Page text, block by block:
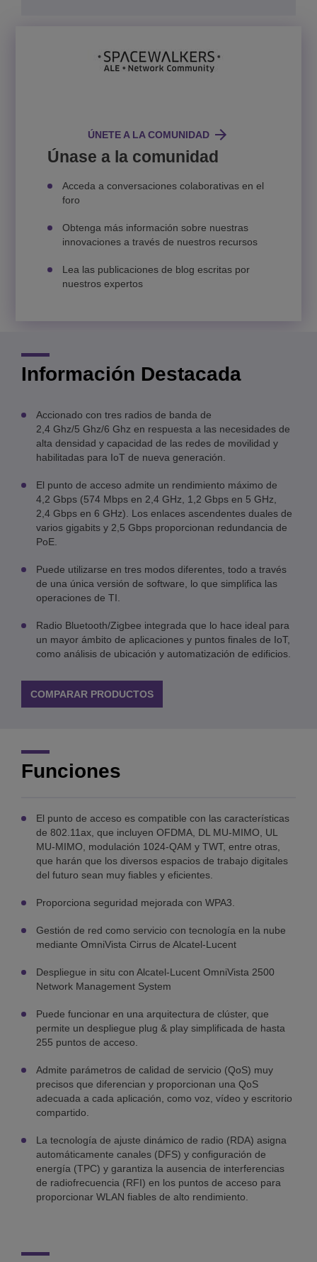
ÚNETE A LA COMUNIDAD
Únase a la comunidad
Acceda a conversaciones colaborativas en el
foro
Obtenga más información sobre nuestras
innovaciones a través de nuestros recursos
Lea las publicaciones de blog escritas por
nuestros expertos
Información Destacada
Accionado con tres radios de banda de
2,4 Ghz/5 Ghz/6 Ghz en respuesta a las necesidades de
alta densidad y capacidad de las redes de movilidad y
habilitadas para IoT de nueva generación.
El punto de acceso admite un rendimiento máximo de
4,2 Gbps (574 Mbps en 2,4 GHz, 1,2 Gbps en 5 GHz,
2,4 Gbps en 6 GHz). Los enlaces ascendentes duales de
varios gigabits y 2,5 Gbps proporcionan redundancia de
PoE.
Puede utilizarse en tres modos diferentes, todo a través
de una única versión de software, lo que simplifica las
operaciones de TI.
Radio Bluetooth/Zigbee integrada que lo hace ideal para
un mayor ámbito de aplicaciones y puntos finales de IoT,
como análisis de ubicación y automatización de edificios.
COMPARAR PRODUCTOS
Funciones
El punto de acceso es compatible con las características
de 802.11ax, que incluyen OFDMA, DL MU-MIMO, UL
MU-MIMO, modulación 1024-QAM y TWT, entre otras,
que harán que los diversos espacios de trabajo digitales
del futuro sean muy fiables y eficientes.
Proporciona seguridad mejorada con WPA3.
Gestión de red como servicio con tecnología en la nube
mediante OmniVista Cirrus de Alcatel-Lucent
Despliegue in situ con Alcatel-Lucent OmniVista 2500
Network Management System
Puede funcionar en una arquitectura de clúster, que
permite un despliegue plug & play simplificada de hasta
255 puntos de acceso.
Admite parámetros de calidad de servicio (QoS) muy
precisos que diferencian y proporcionan una QoS
adecuada a cada aplicación, como voz, vídeo y escritorio
compartido.
La tecnología de ajuste dinámico de radio (RDA) asigna
automáticamente canales (DFS) y configuración de
energía (TPC) y garantiza la ausencia de interferencias
de radiofrecuencia (RFI) en los puntos de acceso para
proporcionar WLAN fiables de alto rendimiento.